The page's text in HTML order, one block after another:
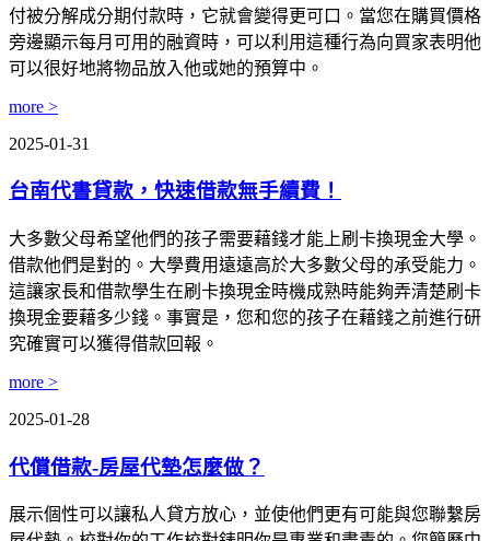
付被分解成分期付款時，它就會變得更可口。當您在購買價格
旁邊顯示每月可用的融資時，可以利用這種行為向買家表明他
可以很好地將物品放入他或她的預算中。
more >
2025-01-31
台南代書貸款，快速借款無手續費！
大多數父母希望他們的孩子需要藉錢才能上刷卡換現金大學。
借款他們是對的。大學費用遠遠高於大多數父母的承受能力。
這讓家長和借款學生在刷卡換現金時機成熟時能夠弄清楚刷卡
換現金要藉多少錢。事實是，您和您的孩子在藉錢之前進行研
究確實可以獲得借款回報。
more >
2025-01-28
代償借款-房屋代墊怎麼做？
展示個性可以讓私人貸方放心，並使他們更有可能與您聯繫房